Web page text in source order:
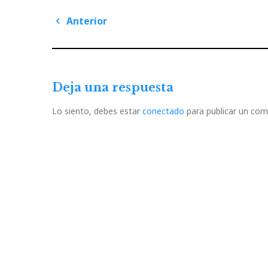
Navegación
de
Anterior
Deja una respuesta
Lo siento, debes estar conectado para publicar un